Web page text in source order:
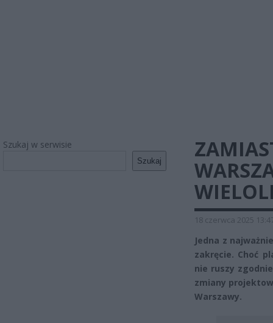
Szukaj w serwisie
Szukaj
18 czerwca 2025
Jedna z
zakręcie. Choć
nie ruszy
zmiany
Warszawy.